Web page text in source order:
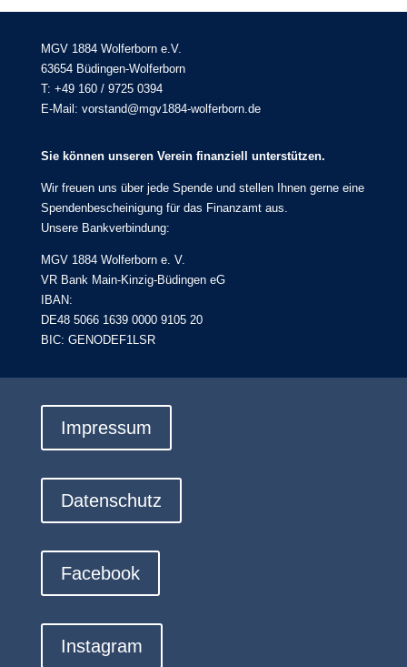
MGV 1884 Wolferborn e.V.
63654 Büdingen-Wolferborn
T: +49 160 / 9725 0394
E-Mail: vorstand@mgv1884-wolferborn.de
Sie können unseren Verein finanziell unterstützen.
Wir freuen uns über jede Spende und stellen Ihnen gerne eine
Spendenbescheinigung für das Finanzamt aus.
Unsere Bankverbindung:
MGV 1884 Wolferborn e. V.
VR Bank Main-Kinzig-Büdingen eG
IBAN:
DE48 5066 1639 0000 9105 20
BIC: GENODEF1LSR
Impressum
Datenschutz
Facebook
Instagram